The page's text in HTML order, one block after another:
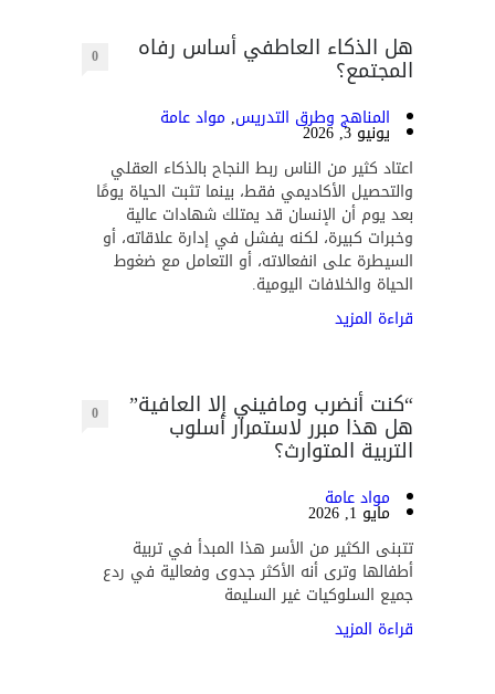
هل الذكاء العاطفي أساس رفاه
المجتمع؟ 0
المناهج وطرق التدريس,مواد عامة
يونيو 3, 2026
اعتاد كثير من الناس ربط النجاح بالذكاء العقلي
والتحصيل الأكاديمي فقط، بينما تثبت الحياة يومًا
بعد يوم أن الإنسان قد يمتلك شهادات عالية
وخبرات كبيرة، لكنه يفشل في إدارة علاقاته، أو
السيطرة على انفعالاته، أو التعامل مع ضغوط
الحياة والخلافات اليومية.
قراءة المزيد
“كنت أنضرب ومافيني إلا العافية”
هل هذا مبرر لاستمرار أسلوب
التربية المتوارث؟
0
مواد عامة
مايو 1, 2026
تتبنى الكثير من الأسر هذا المبدأ في تربية
أطفالها وترى أنه الأكثر جدوى وفعالية في ردع
جميع السلوكيات غير السليمة
قراءة المزيد